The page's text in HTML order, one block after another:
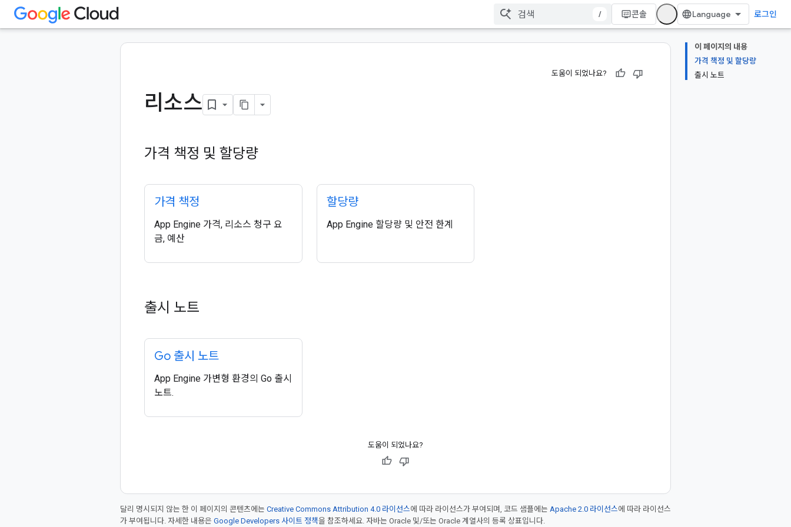
/ 콘솔 로그인
이 페이지의 내용
가격 책정 및 할당량
출시 노트
도움이 되었나요?
리소스
가격 책정 및 할당량
가격 책정
App Engine 가격, 리소스 청구 요
금, 예산
할당량
App Engine 할당량 및 안전 한계
출시 노트
Go 출시 노트
App Engine 가변형 환경의 Go 출시
노트.
도움이 되었나요?
달리 명시되지 않는 한 이 페이지의 콘텐츠에는 Creative Commons Attribution 4.0 라이선스에 따라 라이선스가 부여되며, 코드 샘플에는 Apache 2.0 라이선스에 따라 라이선스
가 부여됩니다. 자세한 내용은 Google Developers 사이트 정책을 참조하세요. 자바는 Oracle 및/또는 Oracle 계열사의 등록 상표입니다.